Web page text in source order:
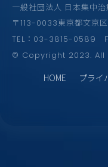
一般社団法人 日本集中治
〒113-0033東京都文京
TEL：03-3815-0589
© Copyright 2023. All
HOME プライ